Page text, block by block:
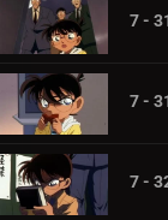
7 -
7 -
7 -